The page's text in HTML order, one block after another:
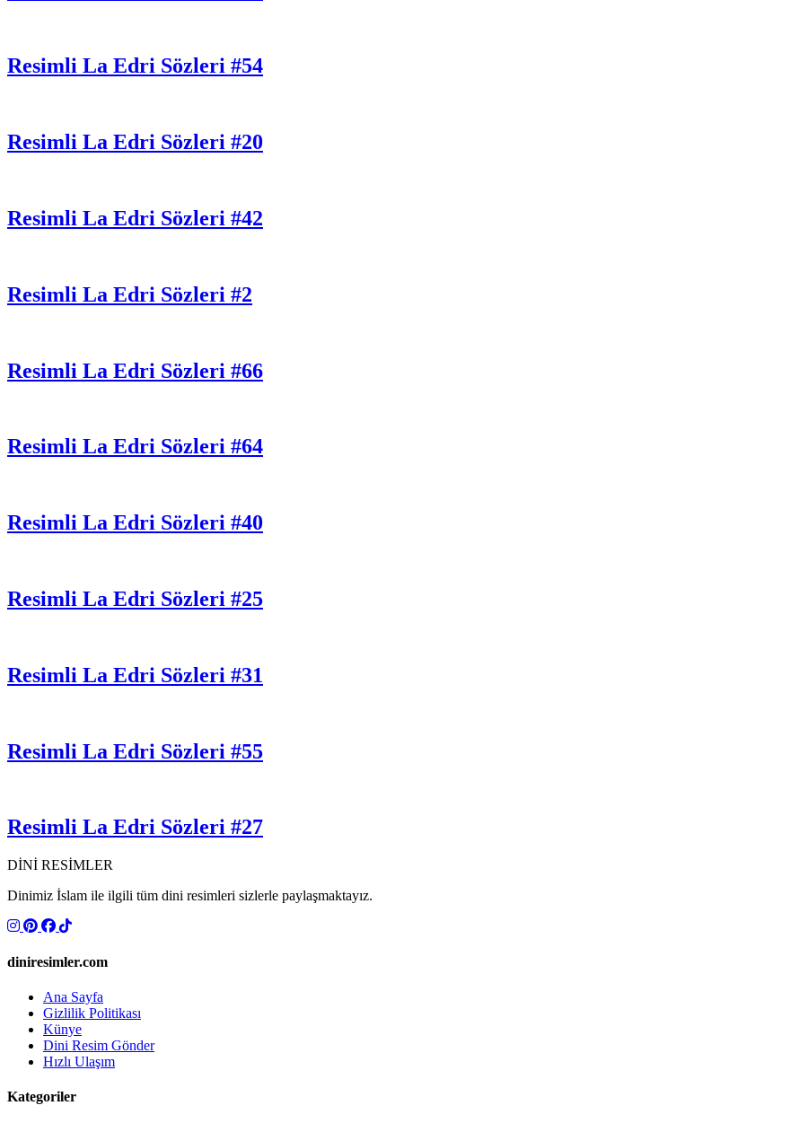
Resimli La Edri Sözleri #54
Resimli La Edri Sözleri #20
Resimli La Edri Sözleri #42
Resimli La Edri Sözleri #2
Resimli La Edri Sözleri #66
Resimli La Edri Sözleri #64
Resimli La Edri Sözleri #40
Resimli La Edri Sözleri #25
Resimli La Edri Sözleri #31
Resimli La Edri Sözleri #55
Resimli La Edri Sözleri #27
DİNİ RESİMLER
Dinimiz İslam ile ilgili tüm dini resimleri sizlerle paylaşmaktayız.
diniresimler.com
Ana Sayfa
Gizlilik Politikası
Künye
Dini Resim Gönder
Hızlı Ulaşım
Kategoriler